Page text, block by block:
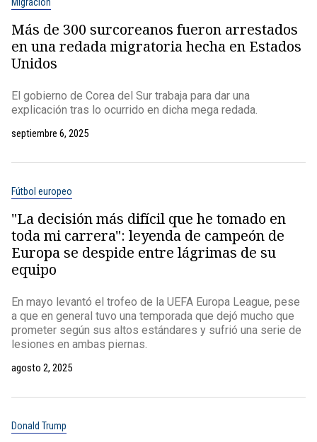
Más de 300 surcoreanos fueron arrestados
en una redada migratoria hecha en Estados
Unidos
El gobierno de Corea del Sur trabaja para dar una
explicación tras lo ocurrido en dicha mega redada.
septiembre 6, 2025
Fútbol europeo
"La decisión más difícil que he tomado en
toda mi carrera": leyenda de campeón de
Europa se despide entre lágrimas de su
equipo
En mayo levantó el trofeo de la UEFA Europa League, pese
a que en general tuvo una temporada que dejó mucho que
prometer según sus altos estándares y sufrió una serie de
lesiones en ambas piernas.
agosto 2, 2025
Donald Trump